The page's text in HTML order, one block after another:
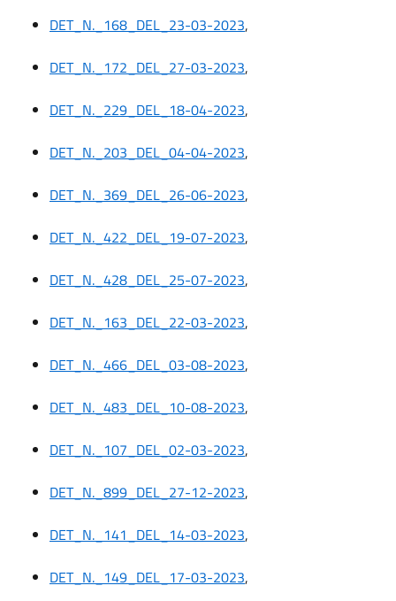
DET_N._168_DEL_23-03-2023,
DET_N._172_DEL_27-03-2023,
DET_N._229_DEL_18-04-2023,
DET_N._203_DEL_04-04-2023,
DET_N._369_DEL_26-06-2023,
DET_N._422_DEL_19-07-2023,
DET_N._428_DEL_25-07-2023,
DET_N._163_DEL_22-03-2023,
DET_N._466_DEL_03-08-2023,
DET_N._483_DEL_10-08-2023,
DET_N._107_DEL_02-03-2023,
DET_N._899_DEL_27-12-2023,
DET_N._141_DEL_14-03-2023,
DET_N._149_DEL_17-03-2023,